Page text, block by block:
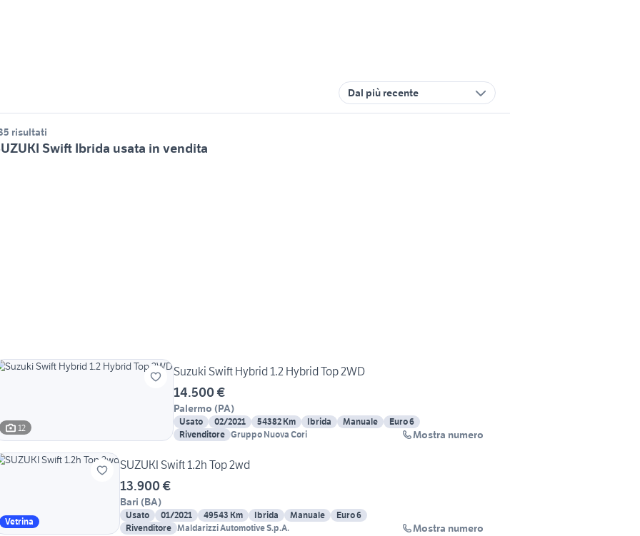
Dal più recente
risultati
Swift Ibrida usata in vendita
12
Suzuki Swift Hybrid 1.2 Hybrid Top 2WD
14.500 €
Palermo (PA)
Usato 02/2021 54382 Km Ibrida Manuale
Euro 6
Rivenditore Gruppo Nuova Cori Mostra numero
Vetrina
SUZUKI Swift 1.2h Top 2wd
13.900 €
Bari (BA)
Usato 01/2021 49543 Km Ibrida Manuale
Euro 6
Rivenditore Maldarizzi Automotive S.p.A. Mostra numero